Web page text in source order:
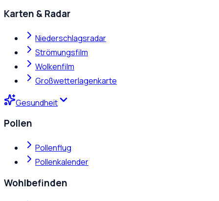
Karten & Radar
Niederschlagsradar
Strömungsfilm
Wolkenfilm
Großwetterlagenkarte
Gesundheit
Pollen
Pollenflug
Pollenkalender
Wohlbefinden